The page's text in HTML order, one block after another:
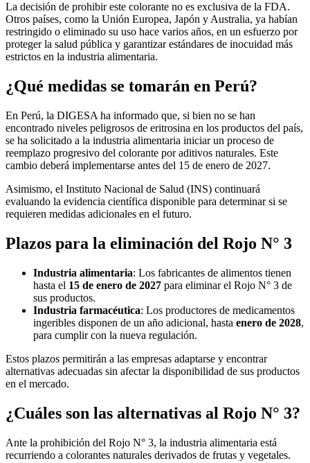
La decisión de prohibir este colorante no es exclusiva de la FDA.
Otros países, como la Unión Europea, Japón y Australia, ya habían
restringido o eliminado su uso hace varios años, en un esfuerzo por
proteger la salud pública y garantizar estándares de inocuidad más
estrictos en la industria alimentaria.
¿Qué medidas se tomarán en Perú?
En Perú, la DIGESA ha informado que, si bien no se han
encontrado niveles peligrosos de eritrosina en los productos del país,
se ha solicitado a la industria alimentaria iniciar un proceso de
reemplazo progresivo del colorante por aditivos naturales. Este
cambio deberá implementarse antes del 15 de enero de 2027.
Asimismo, el Instituto Nacional de Salud (INS) continuará
evaluando la evidencia científica disponible para determinar si se
requieren medidas adicionales en el futuro.
Plazos para la eliminación del Rojo N° 3
Industria alimentaria: Los fabricantes de alimentos tienen
hasta el 15 de enero de 2027 para eliminar el Rojo N° 3 de
sus productos.
Industria farmacéutica: Los productores de medicamentos
ingeribles disponen de un año adicional, hasta enero de 2028,
para cumplir con la nueva regulación.
Estos plazos permitirán a las empresas adaptarse y encontrar
alternativas adecuadas sin afectar la disponibilidad de sus productos
en el mercado.
¿Cuáles son las alternativas al Rojo N° 3?
Ante la prohibición del Rojo N° 3, la industria alimentaria está
recurriendo a colorantes naturales derivados de frutas y vegetales.